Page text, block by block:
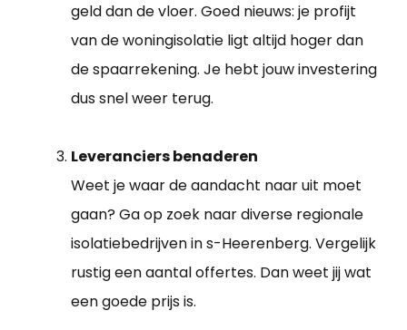
geld dan de vloer. Goed nieuws: je profijt
van de woningisolatie ligt altijd hoger dan
de spaarrekening. Je hebt jouw investering
dus snel weer terug.
Leveranciers benaderen
Weet je waar de aandacht naar uit moet
gaan? Ga op zoek naar diverse regionale
isolatiebedrijven in s-Heerenberg. Vergelijk
rustig een aantal offertes. Dan weet jij wat
een goede prijs is.